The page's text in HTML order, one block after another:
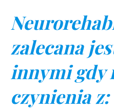
zalecana
innymi gdy
czynienia z: